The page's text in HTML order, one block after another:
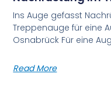
Ins Auge gefasst
Treppenauge für eine
Osnabrück Für eine
Read More